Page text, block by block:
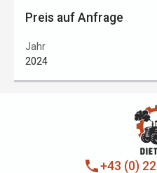
Preis auf Anfrage
Jahr
2024
phone+43 (0)